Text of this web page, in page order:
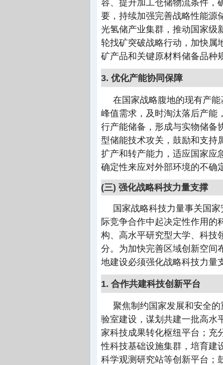
容、提升加工仓储物流条件，
要，持续加强完善战略性能源
光氢储产业集群，推动国家级
轮找矿突破战略行动，加快属
矿产品和关键原材料储备品种
3. 优化产能协同保障
在国家战略腹地的现有产
峰值需求，及时淘汰落后产能
行产能储备，形成与实物储备
型储能技术攻关，鼓励和支持
扩产和转产能力，适应国家应
确定性来应对外部环境的不确
(三) 强化战略科技力量支撑
国家战略科技力量事关国
际竞争合作中起决定性作用的
构、高水平研究型大学、科技
分。为加快完善区域创新空间
地建设必须强化战略科技力量
1. 合作共建科技创新平台
聚焦制约国家发展和安全
验室建设，谋划共建一批高水
家科技成果转化枢纽平台；充
性科技基础设施集群，培育建
科学观测研究站等创新平台；